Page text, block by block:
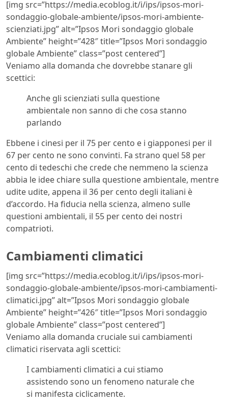
[img src=”https://media.ecoblog.it/i/ips/ipsos-mori-
sondaggio-globale-ambiente/ipsos-mori-ambiente-
scienziati.jpg” alt=”Ipsos Mori sondaggio globale
Ambiente” height=”428″ title=”Ipsos Mori sondaggio
globale Ambiente” class=”post centered”]
Veniamo alla domanda che dovrebbe stanare gli
scettici:
Anche gli scienziati sulla questione
ambientale non sanno di che cosa stanno
parlando
Ebbene i cinesi per il 75 per cento e i giapponesi per il
67 per cento ne sono convinti. Fa strano quel 58 per
cento di tedeschi che crede che nemmeno la scienza
abbia le idee chiare sulla questione ambientale, mentre
udite udite, appena il 36 per cento degli italiani è
d’accordo. Ha fiducia nella scienza, almeno sulle
questioni ambientali, il 55 per cento dei nostri
compatrioti.
Cambiamenti climatici
[img src=”https://media.ecoblog.it/i/ips/ipsos-mori-
sondaggio-globale-ambiente/ipsos-mori-cambiamenti-
climatici.jpg” alt=”Ipsos Mori sondaggio globale
Ambiente” height=”426″ title=”Ipsos Mori sondaggio
globale Ambiente” class=”post centered”]
Veniamo alla domanda cruciale sui cambiamenti
climatici riservata agli scettici:
I cambiamenti climatici a cui stiamo
assistendo sono un fenomeno naturale che
si manifesta ciclicamente.